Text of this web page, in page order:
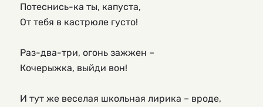
Потеснись-ка ты, капуста,
От тебя в кастрюле густо!
Раз-два-три, огонь зажжен –
Кочерыжка, выйди вон!
И тут же веселая школьная лирика – вроде,